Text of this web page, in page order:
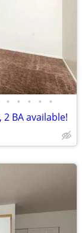
• • • • •
BA available!